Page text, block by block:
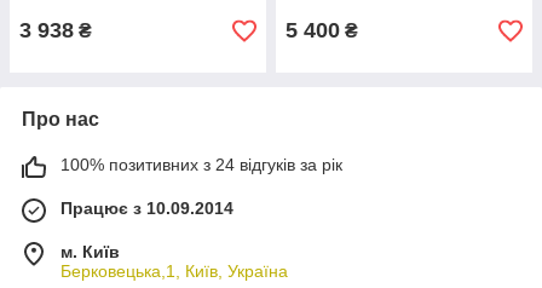
3 938 ₴ 5 400 ₴
Про нас
100% позитивних з 24 відгуків за рік
Працює з 10.09.2014
м. Київ
Берковецька,1, Київ, Україна